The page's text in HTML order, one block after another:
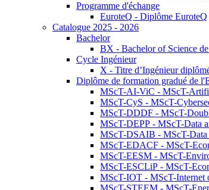
Programme d'échange
EuroteQ - Diplôme EuroteQ
Catalogue 2025 - 2026
Bachelor
BX - Bachelor of Science
Cycle Ingénieur
X - Titre d’Ingénieur
Diplôme de formation gradué de
MScT-AI-ViC - MScT-
MScT-CyS - MScT-
MScT-DDDF - MScT-
MScT-DEPP - MScT-Data
MScT-DSAIB - MScT-Data
MScT-EDACF - MScT-
MScT-EESM - MScT-
MScT-ESCLiP - MScT-
MScT-IOT - MScT-Internet
MScT-STEEM - MScT-